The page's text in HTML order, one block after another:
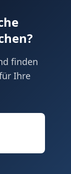
finden
Ihre